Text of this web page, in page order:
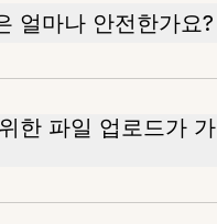
얼마나 안전한가요?
한 파일 업로드가 가